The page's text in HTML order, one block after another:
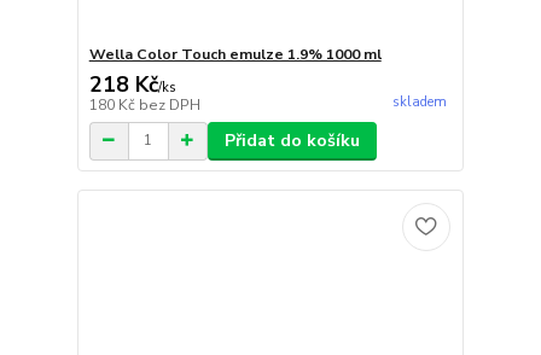
Wella Color Touch emulze 1.9% 1000 ml
218 Kč/ks
180 Kč bez DPH skladem
Přidat do košíku